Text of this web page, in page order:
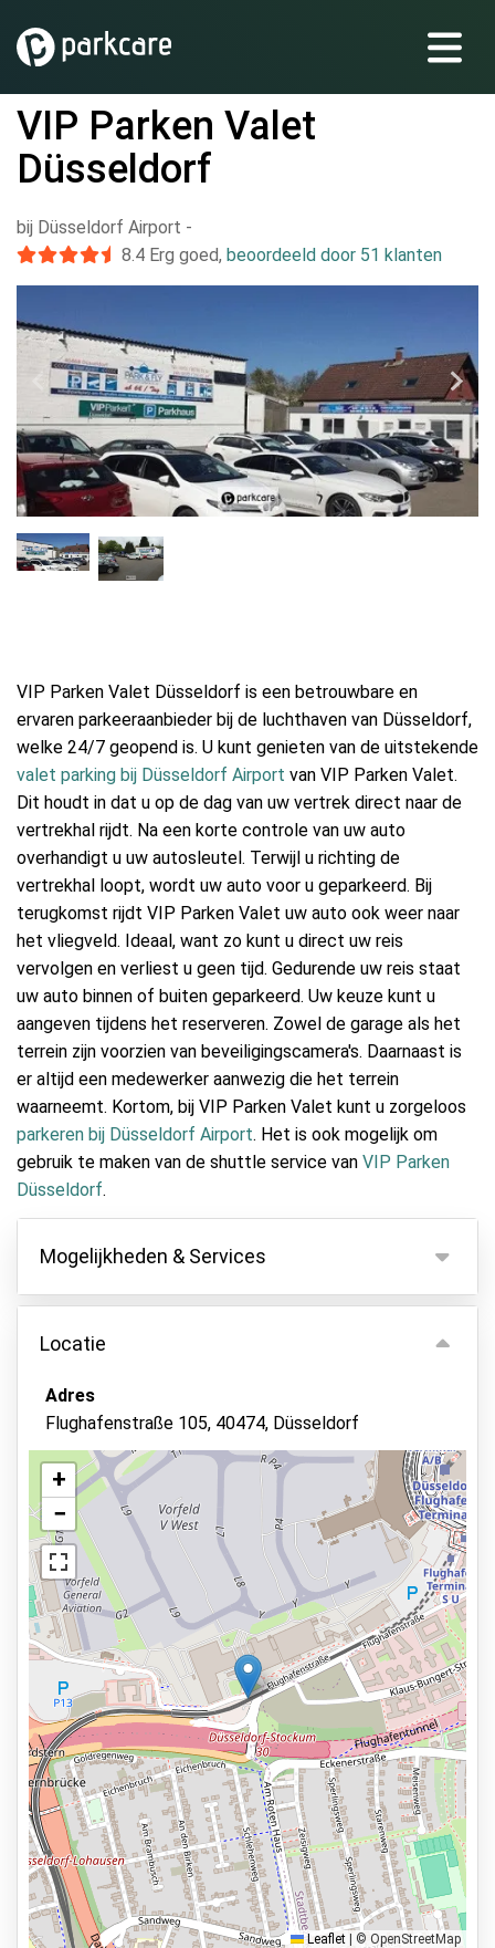
VIP Parken Valet
Düsseldorf
bij Düsseldorf Airport -
8.4 Erg goed, beoordeeld door 51 klanten
VIP Parken Valet Düsseldorf is een betrouwbare en
ervaren parkeeraanbieder bij de luchthaven van Düsseldorf,
welke 24/7 geopend is. U kunt genieten van de uitstekende
valet parking bij Düsseldorf Airport van VIP Parken Valet.
Dit houdt in dat u op de dag van uw vertrek direct naar de
vertrekhal rijdt. Na een korte controle van uw auto
overhandigt u uw autosleutel. Terwijl u richting de
vertrekhal loopt, wordt uw auto voor u geparkeerd. Bij
terugkomst rijdt VIP Parken Valet uw auto ook weer naar
het vliegveld. Ideaal, want zo kunt u direct uw reis
vervolgen en verliest u geen tijd. Gedurende uw reis staat
uw auto binnen of buiten geparkeerd. Uw keuze kunt u
aangeven tijdens het reserveren. Zowel de garage als het
terrein zijn voorzien van beveiligingscamera's. Daarnaast is
er altijd een medewerker aanwezig die het terrein
waarneemt. Kortom, bij VIP Parken Valet kunt u zorgeloos
parkeren bij Düsseldorf Airport. Het is ook mogelijk om
gebruik te maken van de shuttle service van VIP Parken
Düsseldorf.
Mogelijkheden & Services
Mogelijkheden
Binnen parkeren
Autosleutels behouden
Camerabewaking
Beveiligd parkeren
Autowassen
Asfalt of bestrating
Bewaker ter plaatse
Verlicht terrein
Status van de auto
Services
24 uur per dag geopend
Vooraf reserveren
100m naar vertrekhal
Parkeervormen
Shuttle Parking
Locatie
Adres
Flughafenstraße 105, 40474, Düsseldorf
Bekijk op kaart
+
−
Leaflet © OpenStreetMap